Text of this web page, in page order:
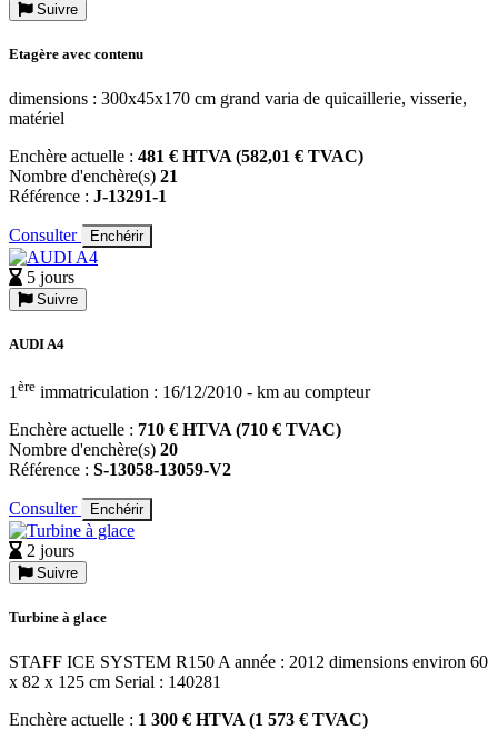
Suivre
Etagère avec contenu
dimensions : 300x45x170 cm grand varia de quicaillerie, visserie,
matériel
Enchère actuelle : 481 € HTVA (582,01 € TVAC)
Nombre d'enchère(s) 21
Référence : J-13291-1
Consulter Enchérir
5 jours
Suivre
AUDI A4
1 ère immatriculation : 16/12/2010 - km au compteur
Enchère actuelle : 710 € HTVA (710 € TVAC)
Nombre d'enchère(s) 20
Référence : S-13058-13059-V2
Consulter Enchérir
2 jours
Suivre
Turbine à glace
STAFF ICE SYSTEM R150 A année : 2012 dimensions environ 60
x 82 x 125 cm Serial : 140281
Enchère actuelle : 1 300 € HTVA (1 573 € TVAC)